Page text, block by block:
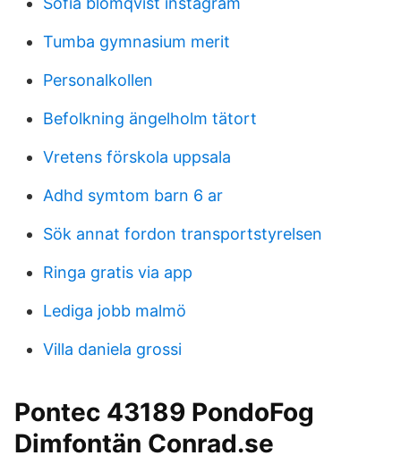
Tumba gymnasium merit
Personalkollen
Befolkning ängelholm tätort
Vretens förskola uppsala
Adhd symtom barn 6 ar
Sök annat fordon transportstyrelsen
Ringa gratis via app
Lediga jobb malmö
Villa daniela grossi
Pontec 43189 PondoFog
Dimfontän Conrad.se